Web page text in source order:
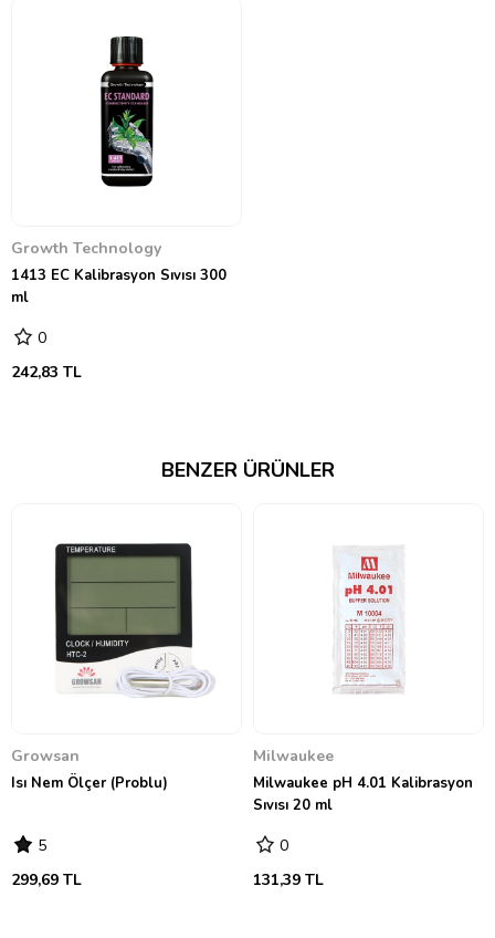
Growth Technology
1413 EC Kalibrasyon Sıvısı 300
ml
0
242,83 TL
BENZER ÜRÜNLER
Growsan
Isı Nem Ölçer (Problu)
5
299,69 TL
Milwaukee
Milwaukee pH 4.01 Kalibrasyon
Sıvısı 20 ml
0
131,39 TL